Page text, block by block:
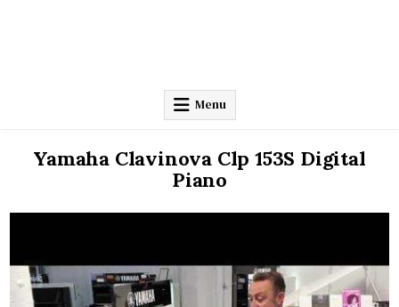
Menu
Yamaha Clavinova Clp 153S Digital
Piano